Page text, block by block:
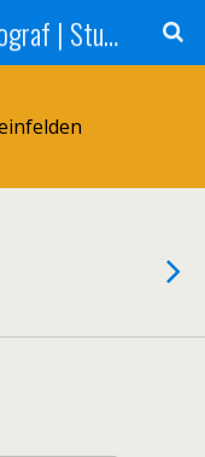
Benny Nill | Hochzeitsfotograf | Stuttgart, Tübingen, Reutlingen